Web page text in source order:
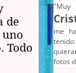
de
Todo
"Muy
me
fotos